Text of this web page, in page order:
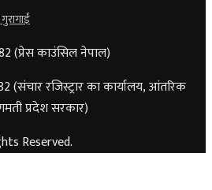
(प्रेस काउंसिल नेपाल)
रजिस्ट्रार का कार्यालय, आंतरिक
प्रदेश सरकार)
Reserved.